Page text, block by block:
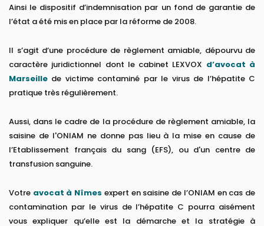
Ainsi le dispositif d’indemnisation par un fond de garantie de
l’état a été mis en place par la réforme de 2008.
Il s’agit d’une procédure de règlement amiable, dépourvu de
caractère juridictionnel dont le cabinet LEXVOX d’avocat à
Marseille de victime contaminé par le virus de l’hépatite C
pratique très régulièrement.
Aussi, dans le cadre de la procédure de règlement amiable, la
saisine de l'ONIAM ne donne pas lieu à la mise en cause de
l’Etablissement français du sang (EFS), ou d'un centre de
transfusion sanguine.
Votre avocat à Nîmes expert en saisine de l’ONIAM en cas de
contamination par le virus de l’hépatite C pourra aisément
vous expliquer qu’elle est la démarche et la stratégie à